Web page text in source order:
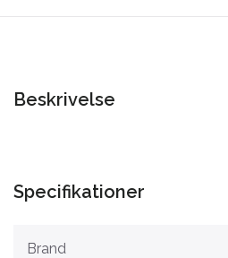
Beskrivelse
Specifikationer
Brand